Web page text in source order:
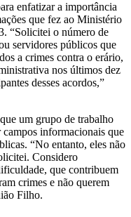
enfatizar a importância
que fez ao Ministério
“Solicitei o número de
servidores públicos que
a crimes contra o erário,
nos últimos dez
desses acordos,”
um grupo de trabalho
campos informacionais que
“No entanto, eles não
Considero
que contribuem
crimes e não querem
Filho.